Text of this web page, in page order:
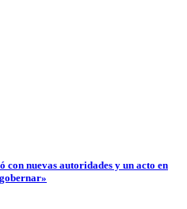
con nuevas autoridades y un acto en